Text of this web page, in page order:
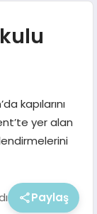
kapılarını
yer alan
Paylaş